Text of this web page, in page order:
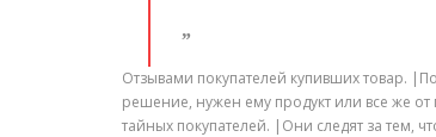
Отзывами покупателей купивших товар.
решение, нужен ему продукт или все же от
тайных покупателей. |Они следят за тем,